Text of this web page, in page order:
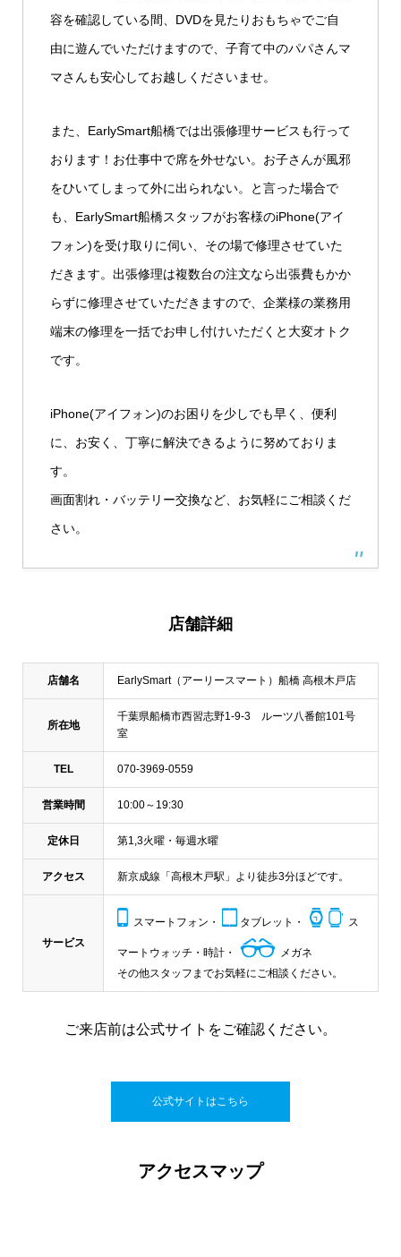
容を確認している間、DVDを見たりおもちゃでご自
由に遊んでいただけますので、子育て中のパパさんマ
マさんも安心してお越しくださいませ。
また、EarlySmart船橋では出張修理サービスも行って
おります！お仕事中で席を外せない。お子さんが風邪
をひいてしまって外に出られない。と言った場合で
も、EarlySmart船橋スタッフがお客様のiPhone(アイ
フォン)を受け取りに伺い、その場で修理させていた
だきます。出張修理は複数台の注文なら出張費もかか
らずに修理させていただきますので、企業様の業務用
端末の修理を一括でお申し付けいただくと大変オトク
です。
iPhone(アイフォン)のお困りを少しでも早く、便利
に、お安く、丁寧に解決できるように努めておりま
す。
画面割れ・バッテリー交換など、お気軽にご相談くだ
さい。
店舗詳細
店舗名 EarlySmart（アーリースマート）船橋 高根木戸店
所在地
千葉県船橋市西習志野1-9-3 ルーツ八番館101号
室
TEL 070-3969-0559
営業時間 10:00～19:30
定休日 第1,3火曜・毎週水曜
アクセス 新京成線「高根木戸駅」より徒歩3分ほどです。
サービス
スマートフォン・ タブレット・ ス
マートウォッチ・時計・
メガネ
その他スタッフまでお気軽にご相談ください。
ご来店前は公式サイトをご確認ください。
公式サイトはこちら
アクセスマップ